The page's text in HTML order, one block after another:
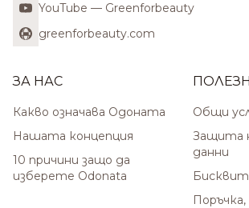
YouTube — Greenforbeauty
greenforbeauty.com
ЗА НАС
Какво означава Одоната
Нашата концепция
10 причини защо да
изберете Odonata
Общи
Защита
данни